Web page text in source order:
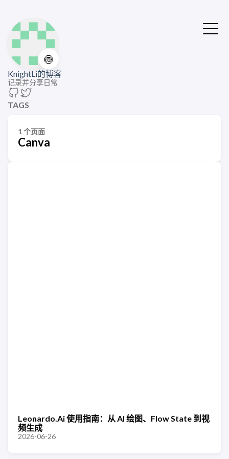
🍥
KnightLi的博客
记录并分享日常
TAGS
1 个页面
Canva
Leonardo.Ai 使用指南：从 AI 绘图、Flow State 到视
频生成
2026-06-26